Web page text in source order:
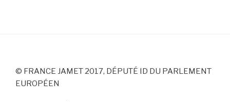
© FRANCE JAMET 2017, DÉPUTÉ ID DU PARLEMENT
EUROPÉEN